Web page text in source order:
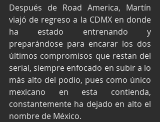
Después de Road America, Martín
viajó de regreso a la CDMX en donde
ha estado entrenando y
preparándose para encarar los dos
últimos compromisos que restan del
serial, siempre enfocado en subir a lo
más alto del podio, pues como único
mexicano en esta contienda,
constantemente ha dejado en alto el
nombre de México.